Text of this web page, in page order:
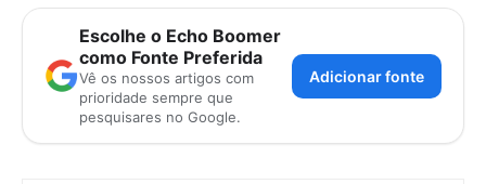
Escolhe o Echo Boomer
como Fonte Preferida
Vê os nossos artigos com
prioridade sempre que
pesquisares no Google.
Adicionar fonte